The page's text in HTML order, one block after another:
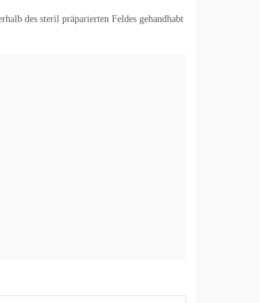
des steril präparierten Feldes gehandhabt